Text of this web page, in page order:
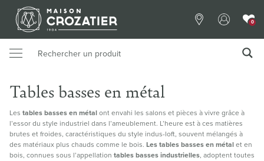
0
Tables basses en métal
Les tables basses en métal ont envahi les salons et pièces à vivre grâce à
l’essor du style industriel dans l’ameublement. L’heure est à ces matières
brutes et froides, caractéristiques du style indus-loft, souvent mélangés à
des matériaux plus chauds comme le bois. Les tables basses en métal et en
bois, connues sous l’appellation tables basses industrielles, adoptent toutes